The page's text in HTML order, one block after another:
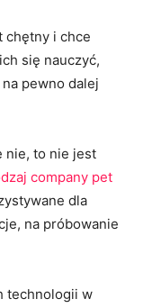
chętny i chce
się nauczyć,
pewno dalej
nie, to nie jest
company pet
dla
na próbowanie
technologii w